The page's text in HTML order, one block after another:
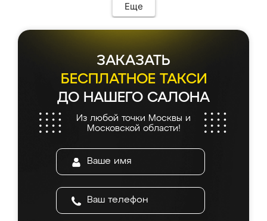
Еще
ЗАКАЗАТЬ
БЕСПЛАТНОЕ ТАКСИ
ДО НАШЕГО САЛОНА
Из любой точки Москвы и
Московской области!